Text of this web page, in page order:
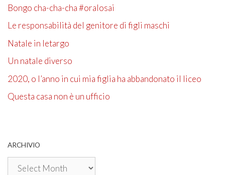
Bongo cha-cha-cha #oralosai
Le responsabilità del genitore di figli maschi
Natale in letargo
Un natale diverso
2020, o l’anno in cui mia figlia ha abbandonato il liceo
Questa casa non è un ufficio
ARCHIVIO
Archivio